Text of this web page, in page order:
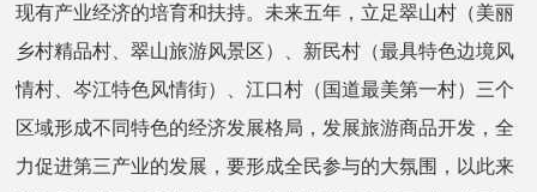
现有产业经济的培育和扶持。未来五年，立足翠山村（美丽
乡村精品村、翠山旅游风景区）、新民村（最具特色边境风
情村、岑江特色风情街）、江口村（国道最美第一村）三个
区域形成不同特色的经济发展格局，发展旅游商品开发，全
力促进第三产业的发展，要形成全民参与的大氛围，以此来